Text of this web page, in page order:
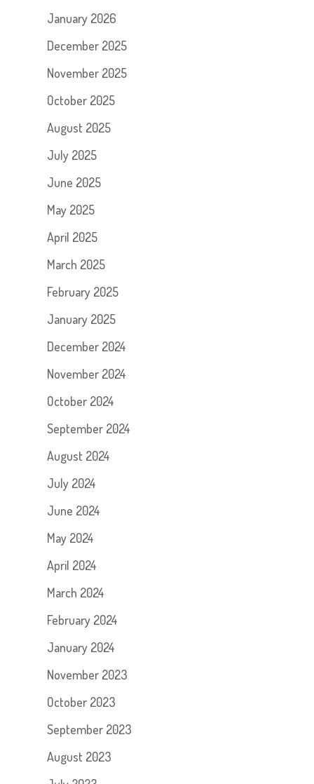
January 2026
December 2025
November 2025
October 2025
August 2025
July 2025
June 2025
May 2025
April 2025
March 2025
February 2025
January 2025
December 2024
November 2024
October 2024
September 2024
August 2024
July 2024
June 2024
May 2024
April 2024
March 2024
February 2024
January 2024
November 2023
October 2023
September 2023
August 2023